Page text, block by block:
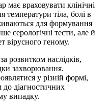
має враховувати клінічні
температури тіла, болі в
для формування
серологічні тести, але й
вірусного геному.
розвитком наслідків,
захворювання.
у різній формі,
діагностичних
випадку.